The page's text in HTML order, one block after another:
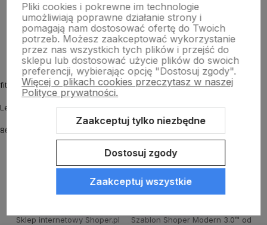
O nas
fitmyhorse.pl Sklep jeździecki
Letnia 12
86-031 Osielsko k. Bydgoszczy
Sklep internetowy Shoper.pl Szablon Shoper Modern 3.0™ od
Pliki cookies i pokrewne im technologie
umożliwiają poprawne działanie strony i
pomagają nam dostosować ofertę do Twoich
potrzeb. Możesz zaakceptować wykorzystanie
przez nas wszystkich tych plików i przejść do
sklepu lub dostosować użycie plików do swoich
preferencji, wybierając opcję "Dostosuj zgody".
Więcej o plikach cookies przeczytasz w naszej
Polityce prywatności.
Zaakceptuj tylko niezbędne
Dostosuj zgody
Zaakceptuj wszystkie